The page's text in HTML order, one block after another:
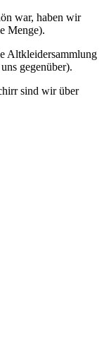
war, haben wir
Menge).
Altkleidersammlung
gegenüber).
sind wir über